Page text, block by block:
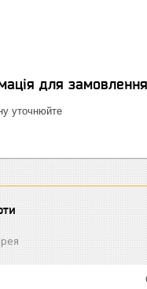
для замовлення
уточнюйте